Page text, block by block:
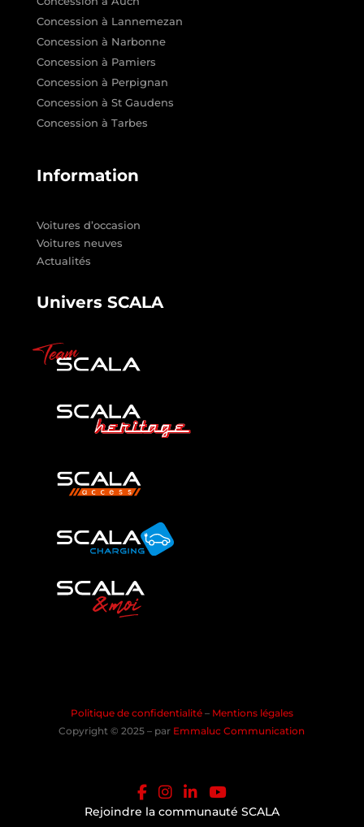
Concession à Lannemezan
Concession à Narbonne
Concession à Pamiers
Concession à Perpignan
Concession à St Gaudens
Concession à Tarbes
Information
Voitures d’occasion
Voitures neuves
Actualités
Univers SCALA
Politique de confidentialité – Mentions légales
Copyright © 2025 – par Emmaluc Communication
Rejoindre la communauté SCALA